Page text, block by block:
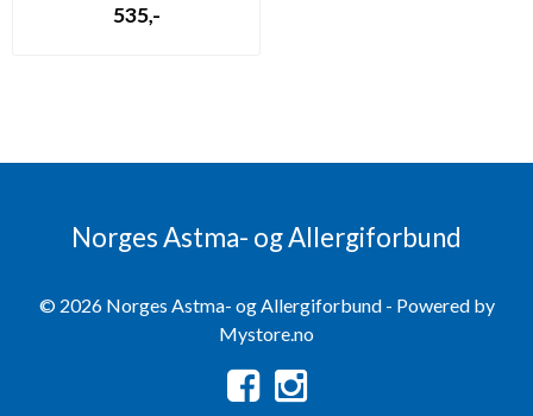
535,-
Norges Astma- og Allergiforbund
© 2026 Norges Astma- og Allergiforbund - Powered by
Mystore.no